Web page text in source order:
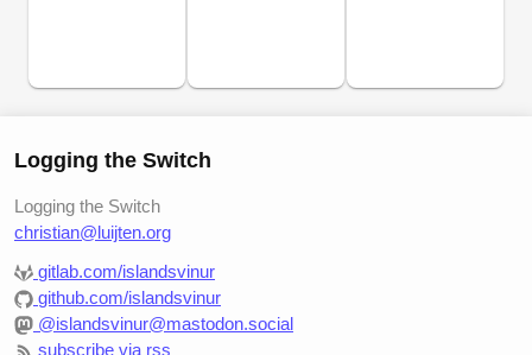
Logging the Switch
Logging the Switch
christian@luijten.org
gitlab.com/islandsvinur
github.com/islandsvinur
@islandsvinur@mastodon.social
subscribe via rss